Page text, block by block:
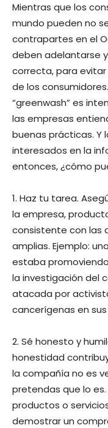
Mientras que los
mundo pueden no
contrapartes en el
deben adelantarse
correcta, para
de los
“greenwash” es
las empresas
buenas prácticas. Y
interesados en la
entonces, ¿cómo
1. Haz tu tarea.
la empresa,
consistente con las
amplias. Ejemplo:
estaba
la investigación del
atacada por
cancerígenas en
2. Sé honesto y
honestidad
la compañía no es
pretendas que lo
productos o
demostrar un